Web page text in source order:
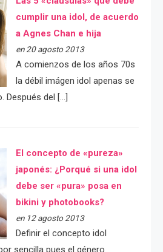
cumplir una idol, de acuerdo
a Agnes Chan e hija
en 20 agosto 2013
A comienzos de los años 70s
la débil imágen idol apenas se
Después del […]
El concepto de «pureza»
japonés: ¿Porqué si una idol
debe ser «pura» posa en
bikini y photobooks?
en 12 agosto 2013
Definir el concepto idol
sencilla pues el género